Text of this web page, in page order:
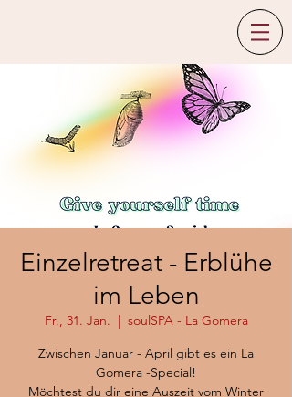
Einzelretreat - Erblühe
im Leben
Fr., 31. Jan.
  |
soulSPA - La Gomera
Zwischen Januar - April gibt es ein La
Gomera -Special!
Möchtest du dir eine Auszeit vom Winter